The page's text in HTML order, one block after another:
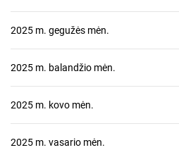
2025 m. gegužės mėn.
2025 m. balandžio mėn.
2025 m. kovo mėn.
2025 m. vasario mėn.